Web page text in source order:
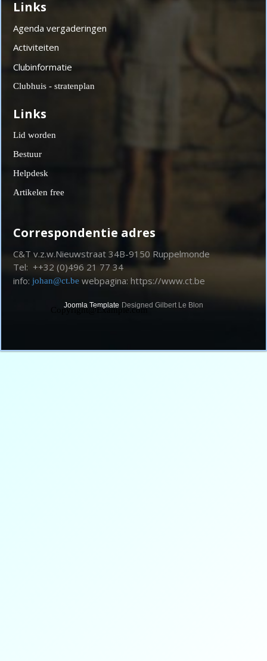
Links
Agenda vergaderingen
Activiteiten
Clubinformatie
Clubhuis - stratenplan
Links
Lid worden
Bestuur
Helpdesk
Artikelen free
Correspondentie adres
C&T v.z.w.Nieuwstraat 34B-9150 Ruppelmonde
Tel: ++32 (0)496 21 77 34
info: johan@ct.be webpagina: https://www.ct.be
Copyright@Example.com
Joomla Template Designed Gilbert Le Blon